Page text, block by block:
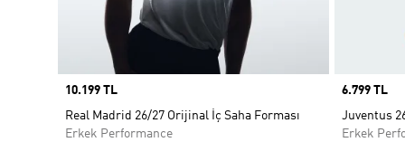
Price
10.199 TL
Real Madrid 26/27 Orijinal İç Saha Forması
Erkek Performance
Price
6.799 TL
Juventus
Erkek